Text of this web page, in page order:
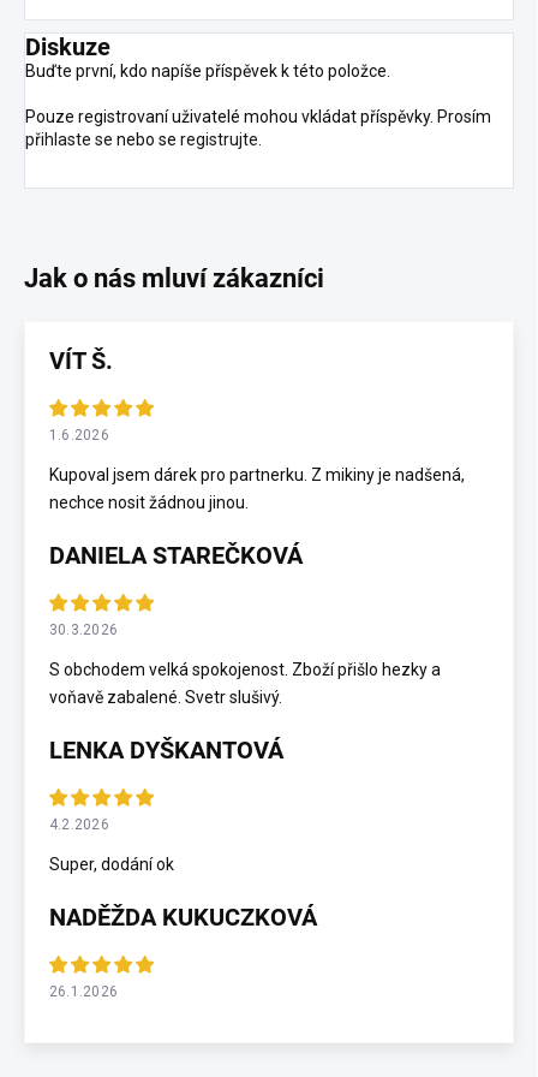
Diskuze
Buďte první, kdo napíše příspěvek k této položce.
Pouze registrovaní uživatelé mohou vkládat příspěvky. Prosím
přihlaste se nebo se registrujte.
VÍT Š.
1.6.2026
Kupoval jsem dárek pro partnerku. Z mikiny je nadšená,
nechce nosit žádnou jinou.
DANIELA STAREČKOVÁ
30.3.2026
S obchodem velká spokojenost. Zboží přišlo hezky a
voňavě zabalené. Svetr slušivý.
LENKA DYŠKANTOVÁ
4.2.2026
Super, dodání ok
NADĚŽDA KUKUCZKOVÁ
26.1.2026